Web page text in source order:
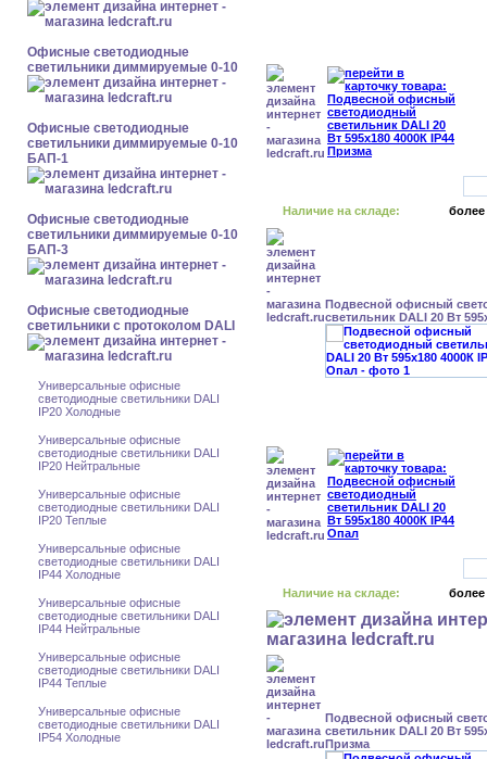
Офисные светодиодные
светильники диммируемые 0-10
Офисные светодиодные
светильники диммируемые 0-10
БАП-1
Офисные светодиодные
светильники диммируемые 0-10
БАП-3
Офисные светодиодные
светильники с протоколом DALI
Универсальные офисные
светодиодные светильники DALI
IP20 Холодные
Универсальные офисные
светодиодные светильники DALI
IP20 Нейтральные
Универсальные офисные
светодиодные светильники DALI
IP20 Теплые
Универсальные офисные
светодиодные светильники DALI
IP44 Холодные
Универсальные офисные
светодиодные светильники DALI
IP44 Нейтральные
Универсальные офисные
светодиодные светильники DALI
IP44 Теплые
Универсальные офисные
светодиодные светильники DALI
IP54 Холодные
Наличие на складе: более
Подвесной офисный
светильник DALI 20 Вт
Наличие на складе: более
Подвесной офисный
светильник DALI 20 Вт
Призма